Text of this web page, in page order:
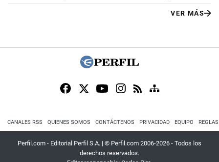
VER MÁS
CANALES RSS QUIENES SOMOS CONTÁCTENOS PRIVACIDAD EQUIPO
Perfil.com - Editorial Perfil S.A. | © Perfil.com 2006-2026 - Todos los
derechos reservados.